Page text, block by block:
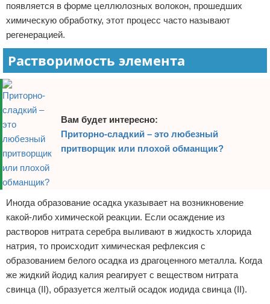
появляется в форме целлюлозных волокон, прошедших
химическую обработку, этот процесс часто называют
регенерацией.
Растворимость элемента
Вам будет интересно:
Приторно-сладкий – это любезный
притворщик или плохой обманщик?
Иногда образование осадка указывает на возникновение
какой-либо химической реакции. Если осаждение из
растворов нитрата серебра выливают в жидкость хлорида
натрия, то происходит химическая рефлексия с
образованием белого осадка из драгоценного металла. Когда
же жидкий йодид калия реагирует с веществом нитрата
свинца (II), образуется желтый осадок иодида свинца (II).